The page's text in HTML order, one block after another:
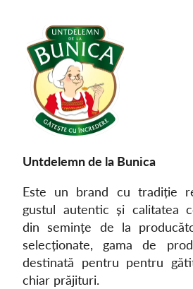
Untdelemn de la Bunica
Este un brand cu tradiție
gustul autentic și calitatea
din semințe de la
selecționate, gama de
destinată pentru pentru
chiar prăjituri.